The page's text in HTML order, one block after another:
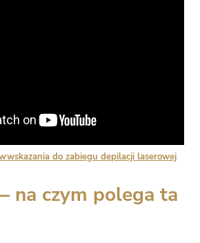
do zabiegu depilacji laserowej
na czym polega ta